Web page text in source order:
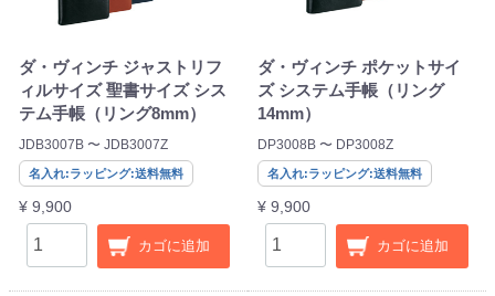
ダ・ヴィンチ ジャストリフ
ィルサイズ 聖書サイズ シス
テム手帳（リング8mm）
JDB3007B 〜 JDB3007Z
名入れ:ラッピング:送料無料
¥ 9,900
カゴに追加
ダ・ヴィンチ ポケットサイ
ズ システム手帳（リング
14mm）
DP3008B 〜 DP3008Z
名入れ:ラッピング:送料無料
¥ 9,900
カゴに追加